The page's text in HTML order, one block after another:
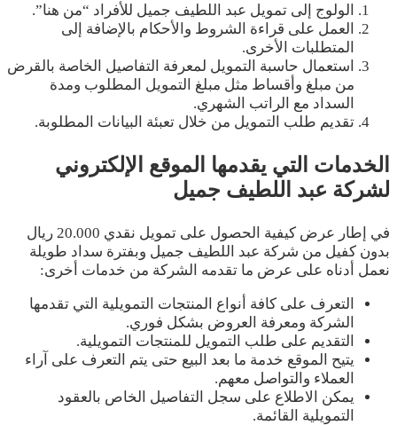
الولوج إلى تمويل عبد اللطيف جميل للأفراد “من هنا”.
العمل على قراءة الشروط والأحكام بالإضافة إلى
المتطلبات الأخرى.
استعمال حاسبة التمويل لمعرفة التفاصيل الخاصة بالقرض
من مبلغ وأقساط مثل مبلغ التمويل المطلوب ومدة
السداد مع الراتب الشهري.
تقديم طلب التمويل من خلال تعبئة البيانات المطلوبة.
الخدمات التي يقدمها الموقع الإلكتروني
لشركة عبد اللطيف جميل
في إطار عرض كيفية الحصول على تمويل نقدي 20.000 ريال
بدون كفيل من شركة عبد اللطيف جميل وبفترة سداد طويلة
نعمل أدناه على عرض ما تقدمه الشركة من خدمات أخرى:
التعرف على كافة أنواع المنتجات التمويلية التي تقدمها
الشركة ومعرفة العروض بشكل فوري.
التقديم على طلب التمويل للمنتجات التمويلية.
يتيح الموقع خدمة ما بعد البيع حتى يتم التعرف على آراء
العملاء والتواصل معهم.
يمكن الاطلاع على سجل التفاصيل الخاص بالعقود
التمويلية القائمة.